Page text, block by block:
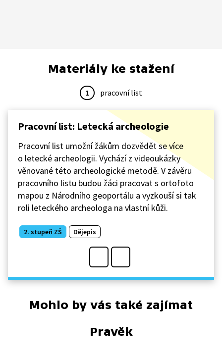
Materiály ke stažení
1 pracovní list
Pracovní list: Letecká archeologie
Pracovní list umožní žákům dozvědět se více
o letecké archeologii. Vychází z videoukázky
věnované této archeologické metodě. V závěru
pracovního listu budou žáci pracovat s ortofoto
mapou z Národního geoportálu a vyzkouší si tak
roli leteckého archeologa na vlastní kůži.
2. stupeň ZŠ Dějepis
Mohlo by vás také zajímat
Pravěk